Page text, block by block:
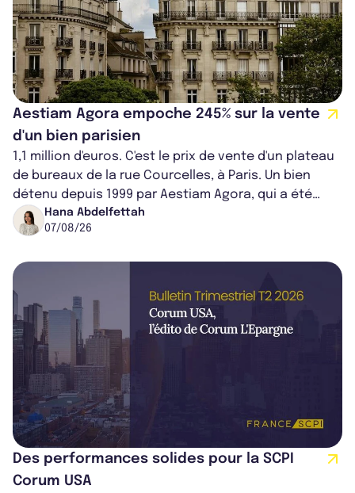
Aestiam Agora empoche 245% sur la vente
d'un bien parisien
1,1 million d'euros. C'est le prix de vente d'un plateau
de bureaux de la rue Courcelles, à Paris. Un bien
détenu depuis 1999 par Aestiam Agora, qui a été
cédé avec une plus-value...
Hana Abdelfettah
07/08/26
Des performances solides pour la SCPI
Corum USA